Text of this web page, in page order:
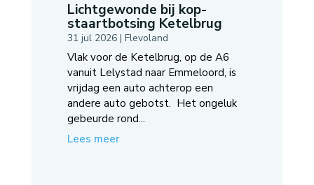
Lichtgewonde bij kop-
staartbotsing Ketelbrug
31 jul 2026| Flevoland
Vlak voor de Ketelbrug, op de A6
vanuit Lelystad naar Emmeloord, is
vrijdag een auto achterop een
andere auto gebotst. Het ongeluk
gebeurde rond...
Lees meer